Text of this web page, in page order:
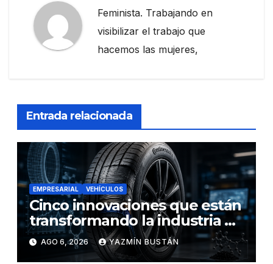
Feminista. Trabajando en
visibilizar el trabajo que
hacemos las mujeres,
Entrada relacionada
EMPRESARIAL VEHÍCULOS
Cinco innovaciones que están
transformando la industria de
los neumáticos y redefinen el
futuro de la movilidad
AGO 6, 2026 YAZMÍN BUSTÁN